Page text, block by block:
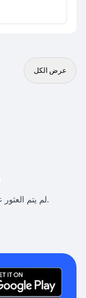
عرض الكل
لم يتم العثور على مقالات مطابقة للبحث الذي تم تحديده.